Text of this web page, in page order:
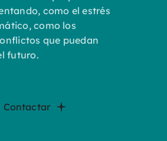
como el estrés
como los
que puedan
futuro.
Contactar